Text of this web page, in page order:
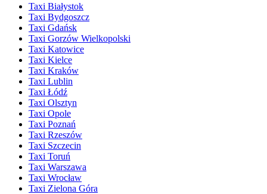
Taxi Białystok
Taxi Bydgoszcz
Taxi Gdańsk
Taxi Gorzów Wielkopolski
Taxi Katowice
Taxi Kielce
Taxi Kraków
Taxi Lublin
Taxi Łódź
Taxi Olsztyn
Taxi Opole
Taxi Poznań
Taxi Rzeszów
Taxi Szczecin
Taxi Toruń
Taxi Warszawa
Taxi Wrocław
Taxi Zielona Góra